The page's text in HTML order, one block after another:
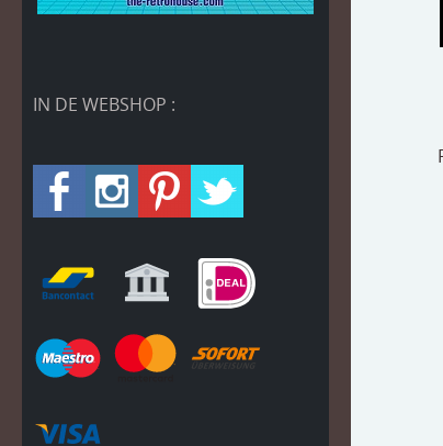
IN DE WEBSHOP :